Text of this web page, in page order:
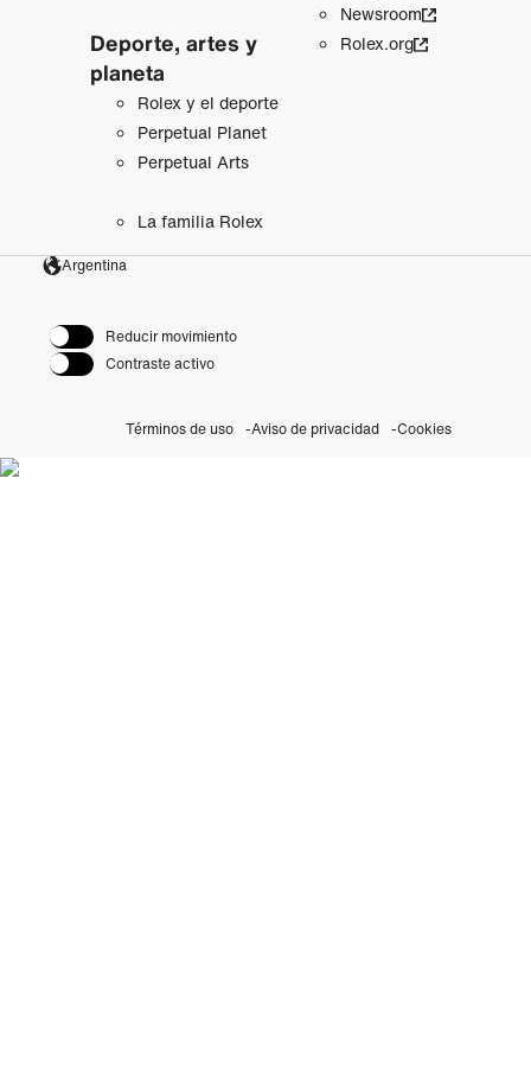
Deporte, artes y
planeta
Rolex y el deporte
Perpetual Planet
Perpetual Arts
La familia Rolex
Newsroom
Rolex.org
Argentina
Reducir movimiento
Contraste activo
Términos de uso Aviso de privacidad Cookies